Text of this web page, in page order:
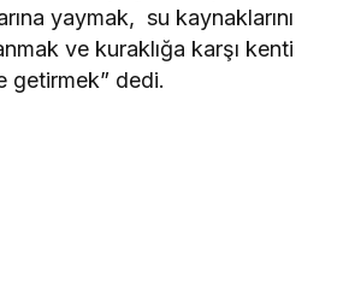
yaymak, su kaynaklarını
ve kuraklığa karşı kenti
getirmek” dedi.